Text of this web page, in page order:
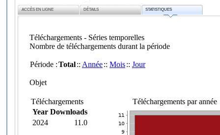
ACCÈS EN LIGNE DÉTAILS STATISTIQUES